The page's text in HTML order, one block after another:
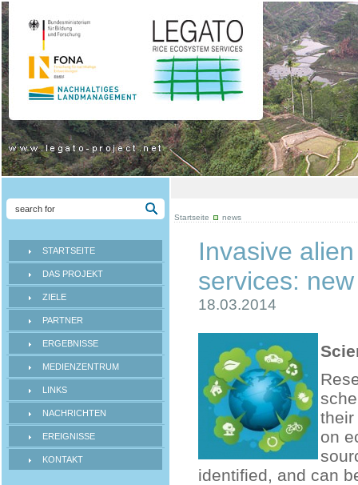
STARTSEITE
DAS PROJEKT
ZIELE
PARTNER
ERGEBNISSE
MEDIENZENTRUM
LINKS
NACHRICHTEN
EREIGNISSE
KONTAKT
Startseite news
Invasive
services:
18.03.2014
their
on
identified, and can